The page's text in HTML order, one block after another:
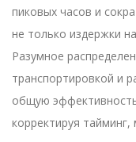
пиковых часов и
не только издержки
Разумное
транспортировкой и
общую
корректируя